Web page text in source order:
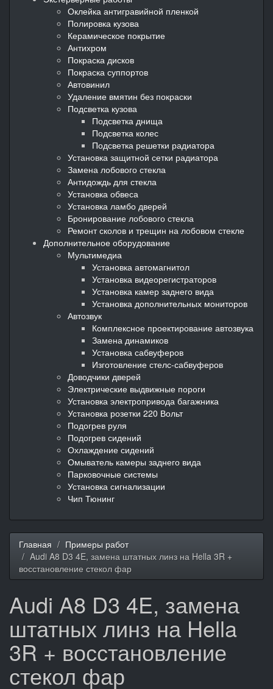
Оклейка антигравийной пленкой
Полировка кузова
Керамическое покрытие
Антихром
Покраска дисков
Покраска суппортов
Автовинил
Удаление вмятин без покраски
Подсветка кузова
Подсветка днища
Подсветка колес
Подсветка решетки радиатора
Установка защитной сетки радиатора
Замена лобового стекла
Антидождь для стекла
Установка обвеса
Установка ламбо дверей
Бронирование лобового стекла
Ремонт сколов и трещин на лобовом стекле
Дополнительное оборудование
Мультимедиа
Установка автомагнитол
Установка видеорегистраторов
Установка камер заднего вида
Установка дополнительных мониторов
Автозвук
Комплексное проектирование автозвука
Замена динамиков
Установка сабвуферов
Изготовление стелс-сабвуферов
Доводчики дверей
Электрические выдвижные пороги
Установка электропривода багажника
Установка розетки 220 Вольт
Подогрев руля
Подогрев сидений
Охлаждение сидений
Омыватель камеры заднего вида
Парковочные системы
Установка сигнализации
Чип Тюнинг
Главная
Примеры работ
Audi A8 D3 4E, замена штатных линз на Hella 3R +
восстановление стекол фар
Audi A8 D3 4E, замена
штатных линз на Hella
3R + восстановление
стекол фар